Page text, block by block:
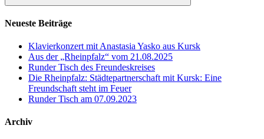
Suchen
Neueste Beiträge
Klavierkonzert mit Anastasia Yasko aus Kursk
Aus der „Rheinpfalz“ vom 21.08.2025
Runder Tisch des Freundeskreises
Die Rheinpfalz: Städtepartnerschaft mit Kursk: Eine
Freundschaft steht im Feuer
Runder Tisch am 07.09.2023
Archiv